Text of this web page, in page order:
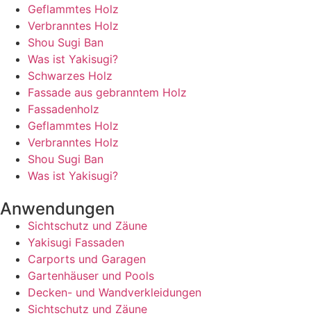
Geflammtes Holz
Verbranntes Holz
Shou Sugi Ban
Was ist Yakisugi?
Schwarzes Holz
Fassade aus gebranntem Holz
Fassadenholz
Geflammtes Holz
Verbranntes Holz
Shou Sugi Ban
Was ist Yakisugi?
Anwendungen
Sichtschutz und Zäune
Yakisugi Fassaden
Carports und Garagen
Gartenhäuser und Pools
Decken- und Wandverkleidungen
Sichtschutz und Zäune